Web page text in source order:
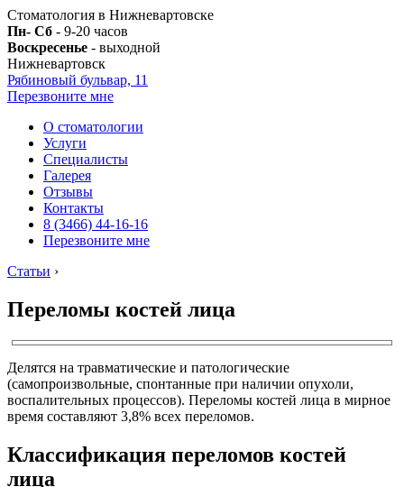
Стоматология в Нижневартовске
Пн- Сб - 9-20 часов
Воскресенье - выходной
Нижневартовск
Рябиновый бульвар, 11
Перезвоните мне
О стоматологии
Услуги
Специалисты
Галерея
Отзывы
Контакты
8 (3466) 44-16-16
Перезвоните мне
Статьи ›
Переломы костей лица
Делятся на травматические и патологические
(самопроизвольные, спонтанные при наличии опухоли,
воспалительных процессов). Переломы костей лица в мирное
время составляют 3,8% всех переломов.
Классификация переломов костей
лица